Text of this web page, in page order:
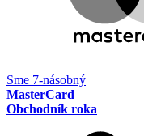
Sme 7-násobný
MasterCard
Obchodník roka